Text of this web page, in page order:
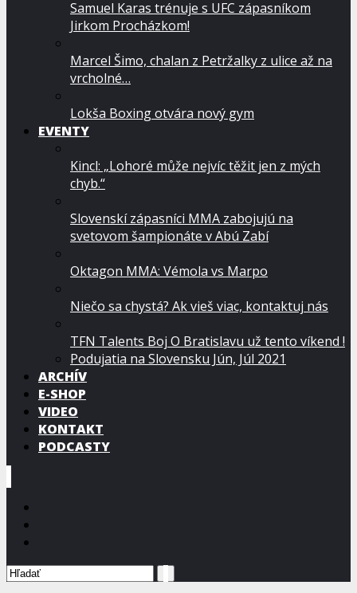
Samuel Karas trénuje s UFC zápasníkom
Jirkom Procházkom!
Marcel Šimo, chalan z Petržalky z ulice až na
vrcholné…
Lokša Boxing otvára nový gym
EVENTY
Kincl: „Lohoré může nejvíc těžit jen z mých
chyb.“
Slovenskí zápasníci MMA zabojujú na
svetovom šampionáte v Abú Zabí
Oktagon MMA: Vémola vs Marpo
Niečo sa chystá? Ak vieš viac, kontaktuj nás
TFN Talents Boj O Bratislavu už tento víkend !
Podujatia na Slovensku Jún, Júl 2021
ARCHÍV
E-SHOP
VIDEO
KONTAKT
PODCASTY